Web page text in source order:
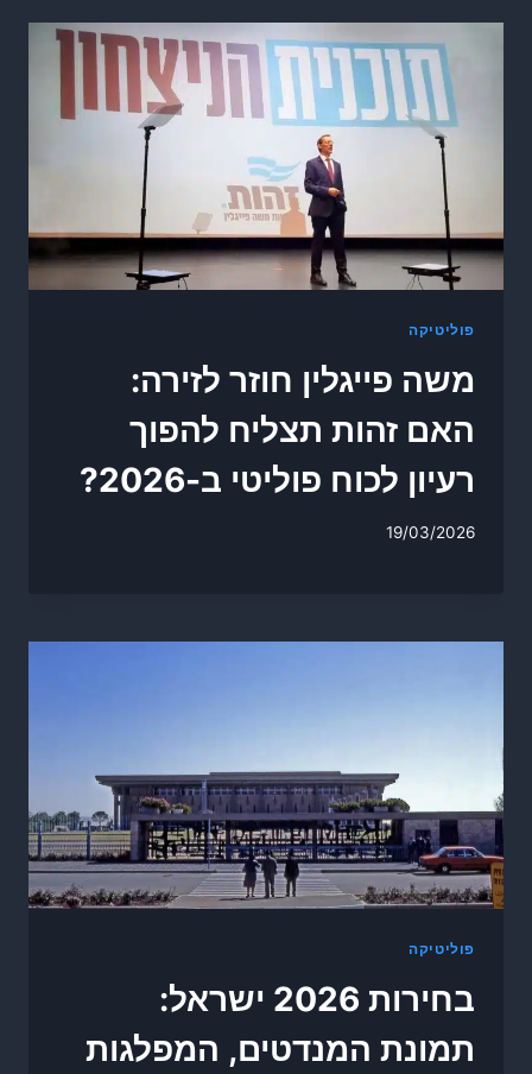
פוליטיקה
משה פייגלין חוזר לזירה:
האם זהות תצליח להפוך
רעיון לכוח פוליטי ב-2026?
19/03/2026
פוליטיקה
בחירות 2026 ישראל:
תמונת המנדטים, המפלגות